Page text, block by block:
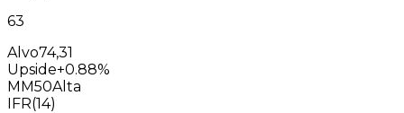
63
Alvo74,31
Upside+0.88%
MM50Alta
IFR(14)